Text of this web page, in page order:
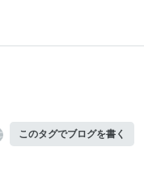
このタグでブログを書く